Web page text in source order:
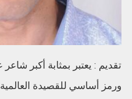
تقديم : يعتبر بمثابة أكبر
ورمز أساسي للقصيدة